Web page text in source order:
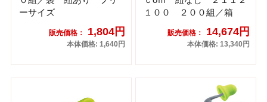
ーサイズ
販売価格： 1,804円
本体価格: 1,640円
１００ ２００組／箱
販売価格： 14,674円
本体価格: 13,340円